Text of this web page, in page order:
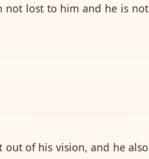
not lost to him and he is not
out of his vision, and he also